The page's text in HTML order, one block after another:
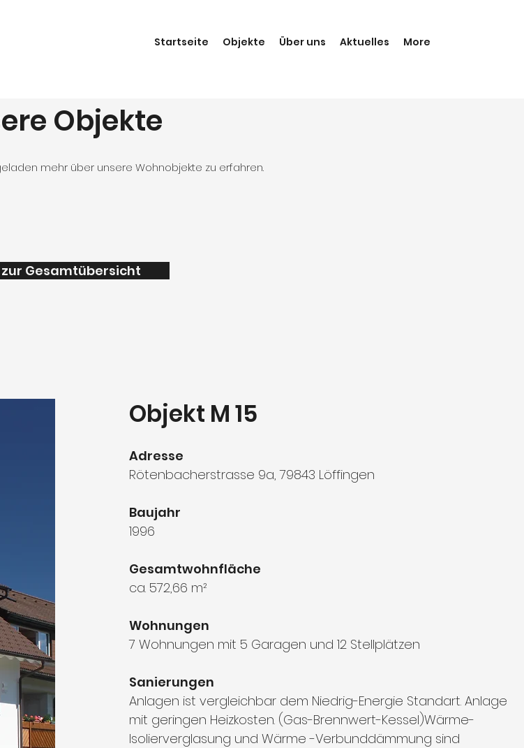
Startseite Objekte Über uns Aktuelles More
Objekte
mehr über unsere Wohnobjekte zu erfahren.
Gesamtübersicht
Objekt M 15
Adresse
Rötenbacherstrasse 9a, 79843 Löffingen
Baujahr
1996
Gesamtwohnfläche
ca. 572,66 m²
Wohnungen
7 Wohnungen mit 5 Garagen und 12 Stellplätzen
Sanierungen
Anlagen ist vergleichbar dem Niedrig-Energie Standart. Anlage
mit geringen Heizkosten. (Gas-Brennwert-Kessel)Wärme-
Isolierverglasung und Wärme -Verbunddämmung sind